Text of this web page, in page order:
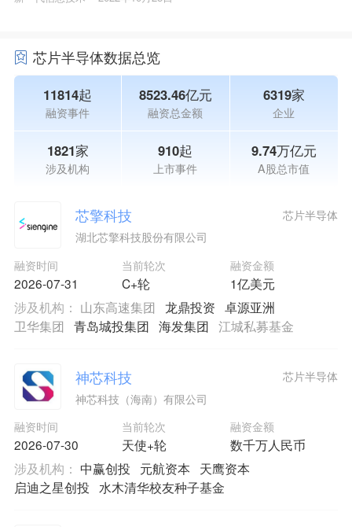
芯片半导体数据总览
11814起
融资事件
8523.46亿元
融资总金额
6319家
企业
1821家
涉及机构
910起
上市事件
9.74万亿元
A股总市值
芯擎科技
湖北芯擎科技股份有限公司
融资时间
2026-07-31
当前轮次
C+轮
融资金额
1亿美元
芯片半导体
涉及机构： 山东高速集团 龙鼎投资 卓源亚洲
卫华集团
青岛城投集团 海发集团 江城私募基金
神芯科技
神芯科技（海南）有限公司
融资时间
2026-07-30
当前轮次
天使+轮
融资金额
数千万人民币
芯片半导体
涉及机构： 中赢创投 元航资本
天鹰资本
启迪之星创投
水木清华校友种子基金